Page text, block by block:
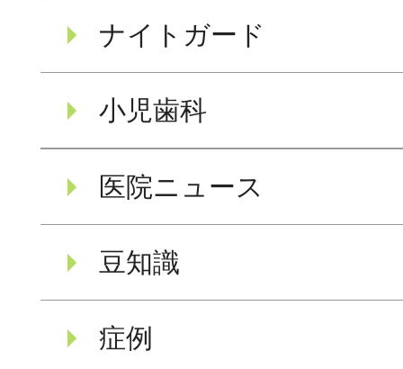
ナイトガード
小児歯科
医院ニュース
豆知識
症例